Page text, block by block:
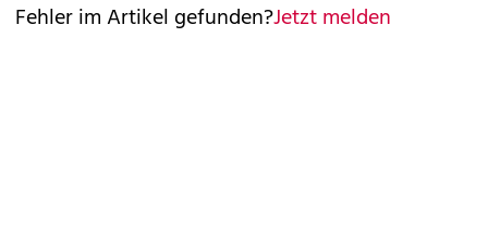
Fehler im Artikel gefunden?Jetzt melden